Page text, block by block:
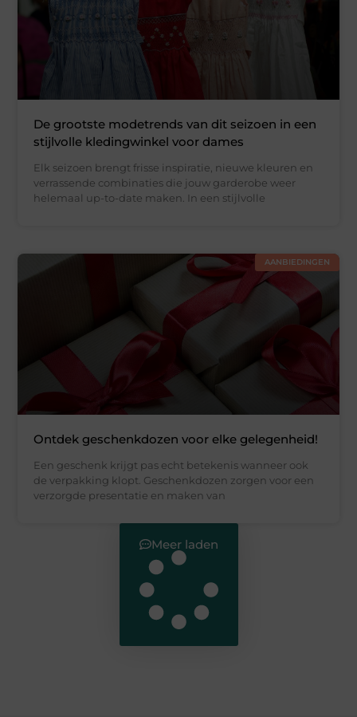
De grootste modetrends van dit seizoen in een
stijlvolle kledingwinkel voor dames
Elk seizoen brengt frisse inspiratie, nieuwe kleuren en
verrassende combinaties die jouw garderobe weer
helemaal up-to-date maken. In een stijlvolle
AANBIEDINGEN
Ontdek geschenkdozen voor elke gelegenheid!
Een geschenk krijgt pas echt betekenis wanneer ook
de verpakking klopt. Geschenkdozen zorgen voor een
verzorgde presentatie en maken van
Meer laden